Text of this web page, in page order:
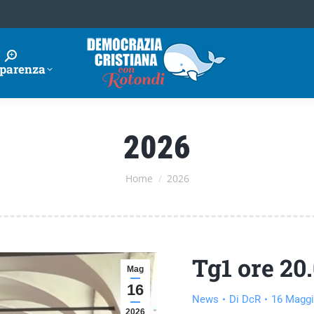
2026
Tu sei qui:
Home 2026
Mag
16
2026
Tg1 ore
News Di DcR 16